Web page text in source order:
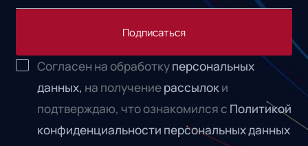
Подписаться
Согласен на обработкуперсональных
данных, на получениерассылоки
подтверждаю, что ознакомился с Политикой
конфиденциальности персональных данных